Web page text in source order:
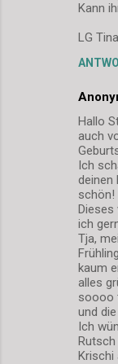
Kann
LG
Hallo
auch
Ich
deinen
schön!
Dieses
ich
Tja,
kaum
alles
soooo
und
Ich
Rutsch
Krischi